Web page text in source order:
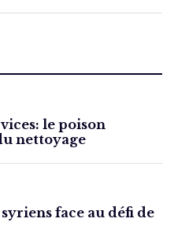
le poison
nettoyage
face au défi de